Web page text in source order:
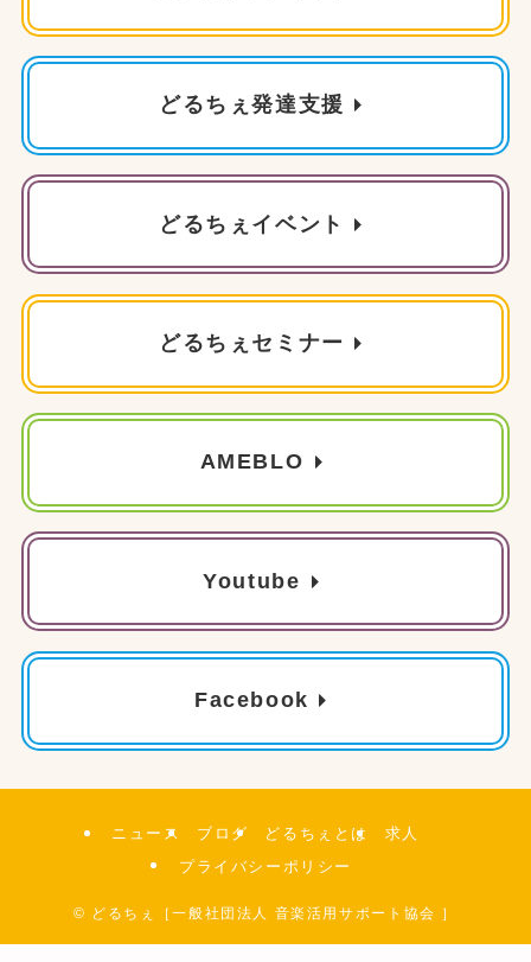
どるちぇ発達支援
どるちぇイベント
どるちぇセミナー
AMEBLO
Youtube
Facebook
ニュース ブログ どるちぇとは
求人
プライバシーポリシー
© どるちぇ［一般社団法人 音楽活用サポート協会 ］